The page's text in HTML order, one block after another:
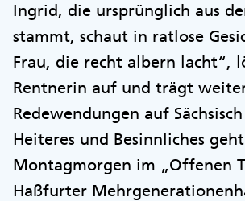
Ingrid, die ursprünglich aus
stammt, schaut in ratlose
Frau, die recht albern lacht“,
Rentnerin auf und trägt
Redewendungen auf
Heiteres und Besinnliches
Montagmorgen im „Offenen
Haßfurter